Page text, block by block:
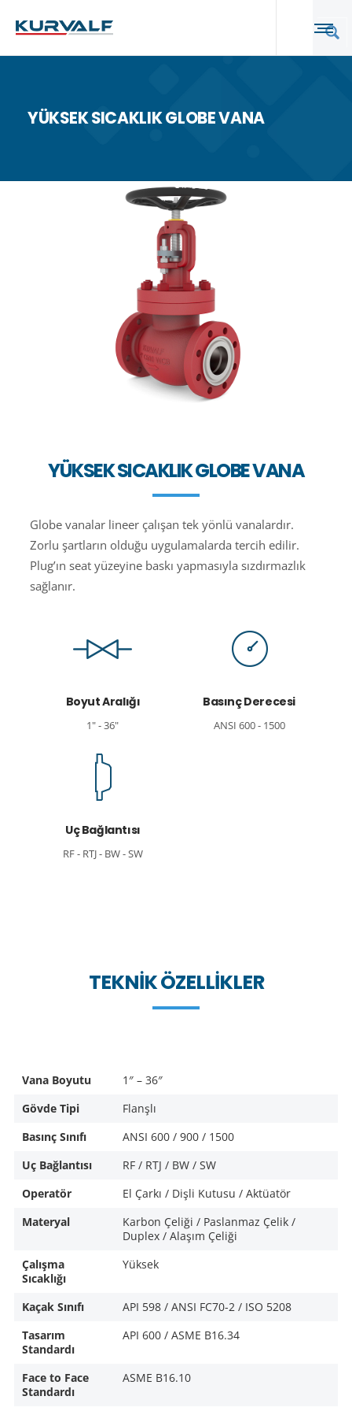
YÜKSEK SICAKLIK GLOBE VANA
YÜKSEK SICAKLIK GLOBE VANA
Globe vanalar lineer çalışan tek yönlü vanalardır.
Zorlu şartların olduğu uygulamalarda tercih edilir.
Plug’ın seat yüzeyine baskı yapmasıyla sızdırmazlık
sağlanır.
Boyut Aralığı
1" - 36"
Basınç Derecesi
ANSI 600 - 1500
Uç Bağlantısı
RF - RTJ - BW - SW
TEKNIK ÖZELLIKLER
Vana Boyutu
1″ – 36″
Gövde Tipi
Flanşlı
Basınç Sınıfı
ANSI 600 / 900 / 1500
Uç Bağlantısı
RF / RTJ / BW / SW
Operatör
El Çarkı / Dişli Kutusu / Aktüatör
Materyal
Karbon Çeliği / Paslanmaz Çelik /
Duplex / Alaşım Çeliği
Çalışma
Sıcaklığı
Yüksek
Kaçak Sınıfı
API 598 / ANSI FC70-2 / ISO 5208
Tasarım
Standardı
API 600 / ASME B16.34
Face to Face
Standardı
ASME B16.10